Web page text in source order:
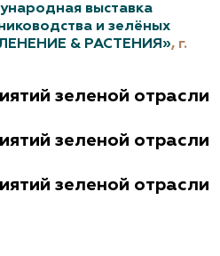
выставка
и зелёных
& РАСТЕНИЯ», г.
зеленой отрасли
зеленой отрасли
зеленой отрасли